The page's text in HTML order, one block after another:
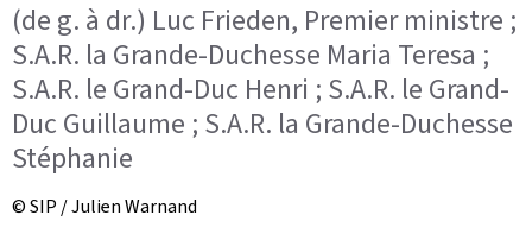
(de g. à dr.) Luc Frieden, Premier ministre ;
S.A.R. la Grande-Duchesse Maria Teresa ;
S.A.R. le Grand-Duc Henri ; S.A.R. le Grand-
Duc Guillaume ; S.A.R. la Grande-Duchesse
Stéphanie
© SIP / Julien Warnand